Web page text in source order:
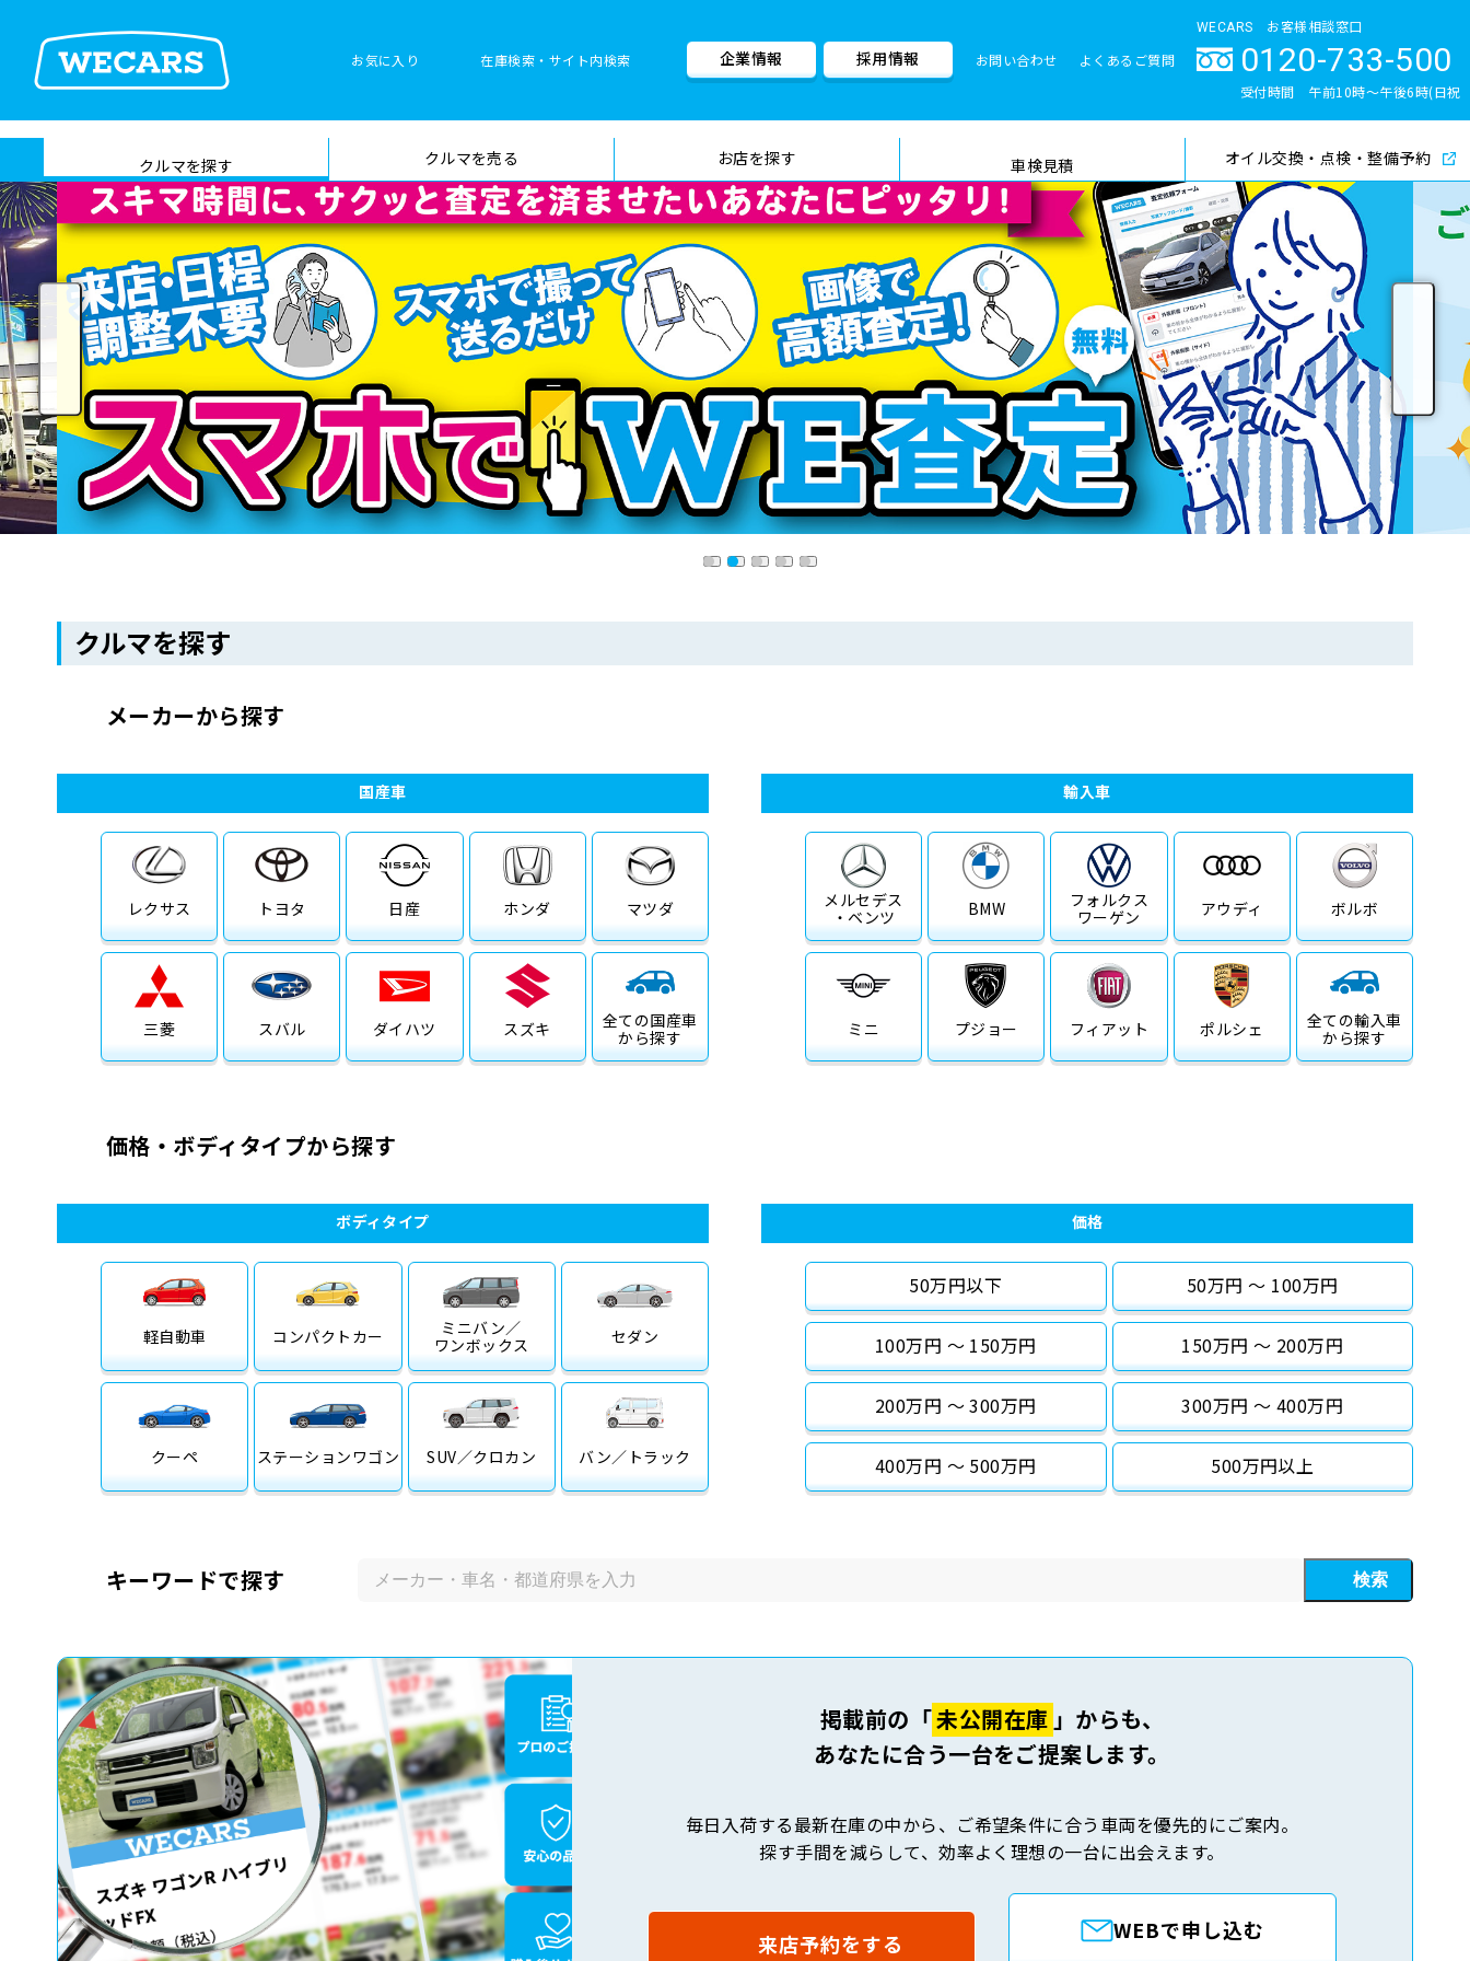
お気に入り 在庫検索・サイト内検索
在庫検索
サイト内検
索
検索
企業情報 採用情報 お問い合わせ よくあるご質問
WECARS お客様相談窓口
0120-733-500
受付時間 午前10時〜午後6時(日祝
クルマを探す クルマを売る お店を探す 車検見積
車検料金・メニュー 品質管理とサポート体制
オイル交換・点検・整備予約
クルマを探す
メーカーから探す
国産車
レクサス トヨタ 日産 ホンダ マツダ
三菱 スバル ダイハツ スズキ 全ての国産車
から探す
輸入車
メルセデス
・ベンツ
BMW
フォルクス
ワーゲン
アウディ ボルボ
ミニ プジョー フィアット ポルシェ 全ての輸入車
から探す
価格・ボディタイプから探す
ボディタイプ
軽自動車 コンパクトカー
ミニバン／
ワンボックス
セダン
クーペ ステーションワゴン SUV／クロカン バン／ トラック
価格
50万円以下 50万円 〜 100万円
100万円 〜 150万円 150万円 〜 200万円
200万円 〜 300万円 300万円 〜 400万円
400万円 〜 500万円 500万円以上
キーワードで探す 検索
掲載前の「未公開在庫 」からも、
あなたに合う一台をご提案します。
毎日入荷する最新在庫の中から、ご希望条件に合う車両を優先的にご案内。
探す手間を減らして、効率よく理想の一台に出会えます。
来店予約をする
WEBで申し込む